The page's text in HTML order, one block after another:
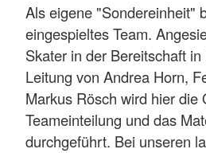
Als eigene "Sondereinheit"
eingespieltes Team.
Skater in der Bereitschaft
Leitung von Andrea Horn,
Markus Rösch wird hier die
Teameinteilung und das
durchgeführt. Bei unseren